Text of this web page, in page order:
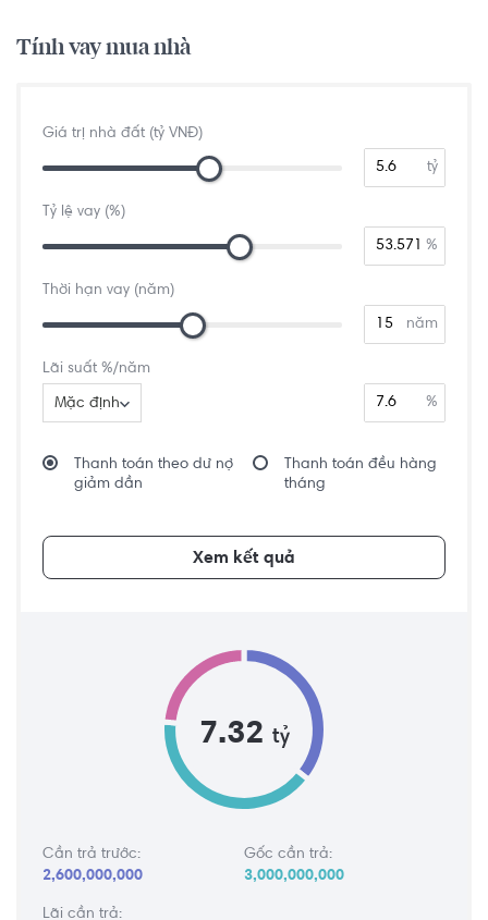
Tính vay mua nhà
Giá trị nhà đất (tỷ VNĐ)
tỷ
Tỷ lệ vay (%)
%
Thời hạn vay (năm)
năm
Lãi suất %/năm
Mặc định %
Thanh toán theo dư nợ
giảm dần
Thanh toán đều hàng
tháng
Xem kết quả
7.32 tỷ
Cần trả trước:
2,600,000,000
Gốc cần trả:
3,000,000,000
Lãi cần trả: